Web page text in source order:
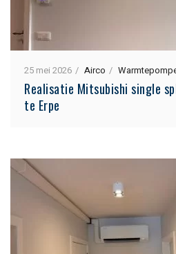
25 mei 2026 Airco
Realisatie Mitsubishi single
te Erpe